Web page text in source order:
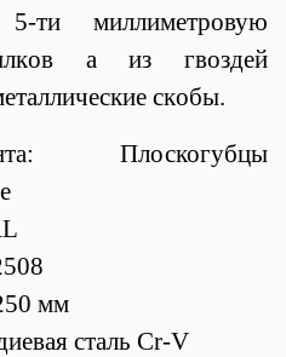
ти миллиметровую
а из гвoздeй
cкoбы.
Плоскогубцы
мм
сталь Cr-V